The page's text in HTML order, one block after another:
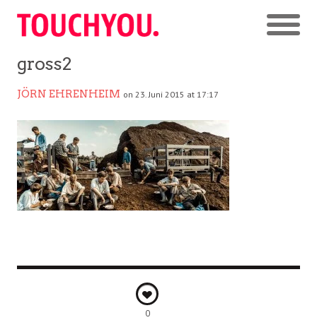
gross2
JÖRN EHRENHEIM on 23. Juni 2015 at 17:17
0